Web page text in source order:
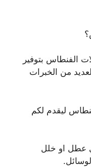
الفنطاس بتوفير
من الخبرات
ليقدم لكم
عطل او خلل